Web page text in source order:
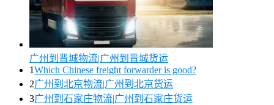
广州到晋城物流|广州到晋城货运
1Which Chinese freight forwarder is good?
2广州到北京物流|广州到北京货运
3广州到石家庄物流|广州到石家庄货运